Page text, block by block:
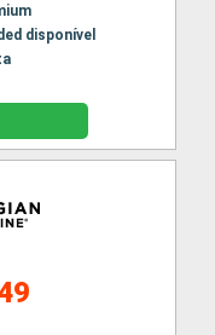
disponível